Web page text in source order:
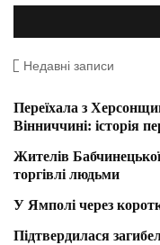
Недавні записи
Переїхала з
Вінниччині: історія
Жителів
торгівлі людьми
У Ямполі через
Підтвердилася